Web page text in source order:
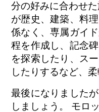
分の好みに合わせ
が歴史、建築、料
係なく、専属ガイ
程を作成し、記念
を探索したり、ス
したりするなど、
最後になりました
しましょう。 モロ